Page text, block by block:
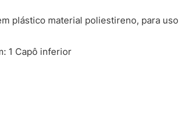
plástico material poliestireno, para
1 Capô inferior